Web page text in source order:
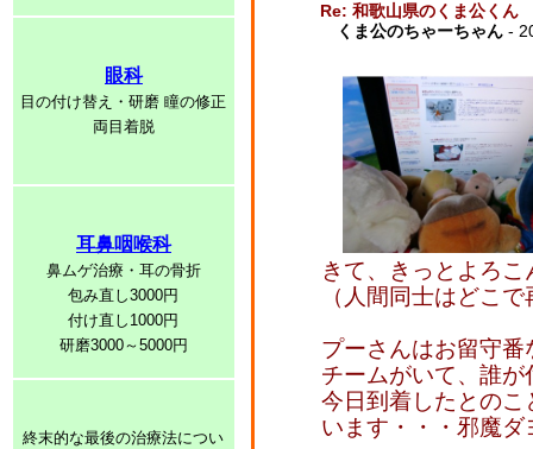
眼科
目の付け替え・研磨 瞳の修正
両目着脱
耳鼻咽喉科
鼻ムゲ治療・耳の骨折
包み直し3000円
付け直し1000円
研磨3000～5000円
終末的な最後の治療法につい
Re: 和歌山県のくま公くん
くま公のちゃーちゃん -
きて、きっとよろ
（人間同士はどこ
プーさんはお留守
チームがいて、誰
今日到着したとの
います・・・邪魔ダ